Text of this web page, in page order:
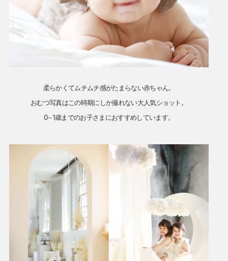
柔らかくてムチムチ感がたまらない赤ちゃん。
おむつ写真はこの時期にしか撮れない大人気ショット。
0∼1歳までのお子さまにおすすめしています。